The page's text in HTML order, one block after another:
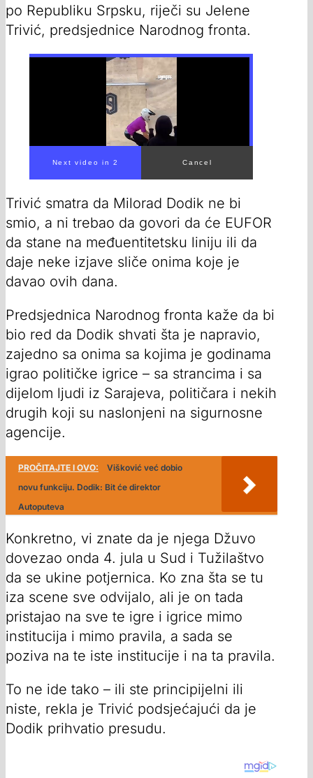
po Republiku Srpsku, riječi su Jelene
Trivić, predsjednice Narodnog fronta.
Next video in 1 Cancel
Trivić smatra da Milorad Dodik ne bi
smio, a ni trebao da govori da će EUFOR
da stane na međuentitetsku liniju ili da
daje neke izjave sliče onima koje je
davao ovih dana.
Predsjednica Narodnog fronta kaže da bi
bio red da Dodik shvati šta je napravio,
zajedno sa onima sa kojima je godinama
igrao političke igrice – sa strancima i sa
dijelom ljudi iz Sarajeva, političara i nekih
drugih koji su naslonjeni na sigurnosne
agencije.
PROČITAJTE I OVO:
Višković već dobio
novu funkciju. Dodik: Bit će direktor
Autoputeva
Konkretno, vi znate da je njega Džuvo
dovezao onda 4. jula u Sud i Tužilaštvo
da se ukine potjernica. Ko zna šta se tu
iza scene sve odvijalo, ali je on tada
pristajao na sve te igre i igrice mimo
institucija i mimo pravila, a sada se
poziva na te iste institucije i na ta pravila.
To ne ide tako – ili ste principijelni ili
niste, rekla je Trivić podsjećajući da je
Dodik prihvatio presudu.